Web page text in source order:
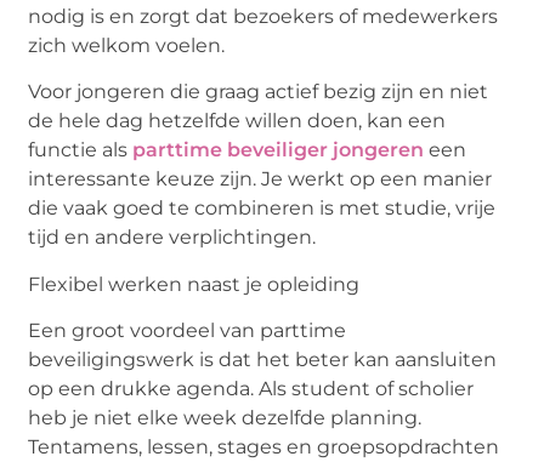
nodig is en zorgt dat bezoekers of medewerkers
zich welkom voelen.
Voor jongeren die graag actief bezig zijn en niet
de hele dag hetzelfde willen doen, kan een
functie als parttime beveiliger jongeren een
interessante keuze zijn. Je werkt op een manier
die vaak goed te combineren is met studie, vrije
tijd en andere verplichtingen.
Flexibel werken naast je opleiding
Een groot voordeel van parttime
beveiligingswerk is dat het beter kan aansluiten
op een drukke agenda. Als student of scholier
heb je niet elke week dezelfde planning.
Tentamens, lessen, stages en groepsopdrachten